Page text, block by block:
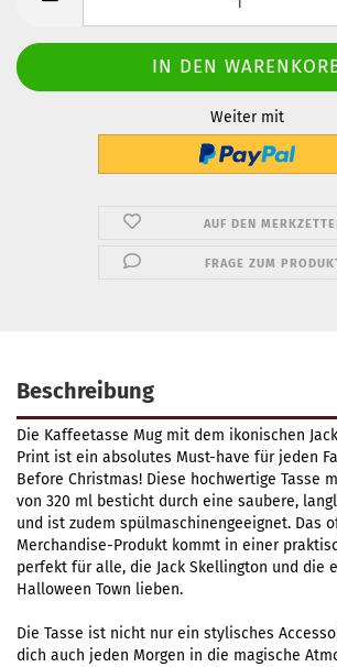
Weiter mit
AUF DEN
FRAGE ZUM
Beschreibung
Die Kaffeetasse Mug mit dem ikonischen
Print ist ein absolutes Must-have für jeden
Before Christmas! Diese hochwertige Tasse
von 320 ml besticht durch eine saubere,
und ist zudem spülmaschinengeeignet. Das
Merchandise-Produkt kommt in einer
perfekt für alle, die Jack Skellington und die
Halloween Town lieben.
Die Tasse ist nicht nur ein stylisches
dich auch jeden Morgen in die magische